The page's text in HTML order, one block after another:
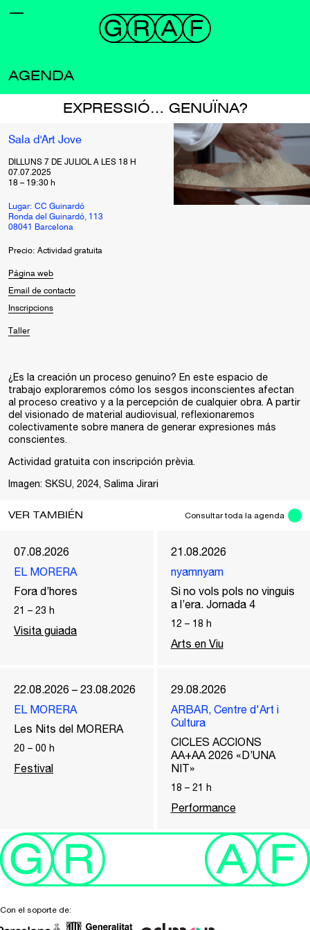
AGENDA
EXPRESSIÓ… GENUÏNA?
Sala d'Art Jove
DILLUNS 7 DE JULIOL A LES 18 H
07.07.2025
18 – 19:30 h
Lugar: CC Guinardó
Ronda del Guinardó, 113
08041 Barcelona
Precio: Actividad gratuita
Página web
Email de contacto
Inscripcions
Taller
¿Es la creación un proceso genuino? En este espacio de
trabajo exploraremos cómo los sesgos inconscientes afectan
al proceso creativo y a la percepción de cualquier obra. A partir
del visionado de material audiovisual, reflexionaremos
colectivamente sobre manera de generar expresiones más
conscientes.
Actividad gratuita con inscripción prèvia.
Imagen: SKSU, 2024, Salima Jirari
VER TAMBIÉN Consultar toda la agenda
07.08.2026
EL MORERA
Fora d’hores
21 – 23 h
Visita guiada
21.08.2026
nyamnyam
Si no vols pols no vinguis
a l’era. Jornada 4
12 – 18 h
Arts en Viu
22.08.2026 – 23.08.2026
EL MORERA
Les Nits del MORERA
20 – 00 h
Festival
29.08.2026
ARBAR, Centre d'Art i
Cultura
CICLES ACCIONS
AA+AA 2026 «D’UNA
NIT»
18 – 21 h
Performance
Con el soporte de: